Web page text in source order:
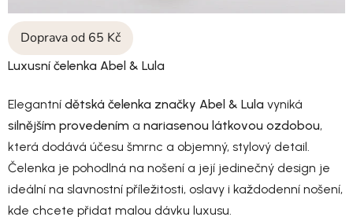
Doprava od 65 Kč
Luxusní čelenka Abel & Lula
Elegantní dětská čelenka značky Abel & Lula vyniká
silnějším provedením a nariasenou látkovou ozdobou,
která dodává účesu šmrnc a objemný, stylový detail.
Čelenka je pohodlná na nošení a její jedinečný design je
ideální na slavnostní příležitosti, oslavy i každodenní nošení,
kde chcete přidat malou dávku luxusu.